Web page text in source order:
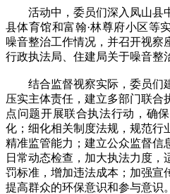
活动中，委员们深入凤山县中
县体育馆和富翰·林尊府小区等
噪音整治工作情况，并召开视察
行政执法局、住建局关于噪音整
结合监督视察实际，委员们建
压实主体责任，建立多部门联合
点问题开展联合执法行动，确
化；细化相关制度法规，规范行
精准监管能力；建立公众监督信
日常动态检查，加大执法力度，
罚标准，增加违法成本；加强宣
提高群众的环保意识和参与意识。